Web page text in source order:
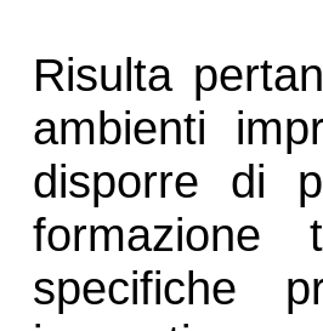
Risulta
ambienti
disporre di
formazione
specifiche